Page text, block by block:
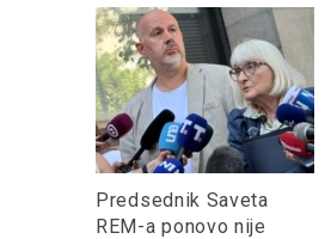
Predsednik Saveta
REM-a ponovo nije